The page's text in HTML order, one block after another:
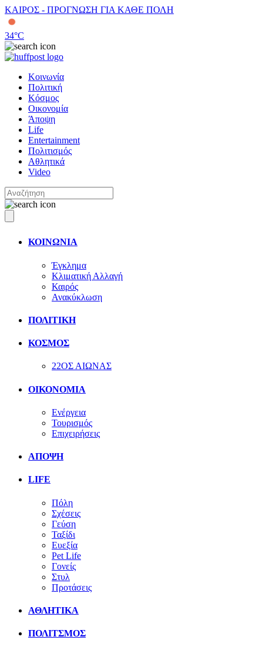
ΚΑΙΡΟΣ - ΠΡΟΓΝΩΣΗ ΓΙΑ ΚΑΘΕ ΠΟΛΗ
34°C
Κοινωνία
Πολιτική
Κόσμος
Οικονομία
Άποψη
Life
Entertainment
Πολιτισμός
Αθλητικά
Video
ΚΟΙΝΩΝΙΑ
Έγκλημα
Κλιματική Αλλαγή
Καιρός
Ανακύκλωση
ΠΟΛΙΤΙΚΗ
ΚΟΣΜΟΣ
22ΟΣ ΑΙΩΝΑΣ
ΟΙΚΟΝΟΜΙΑ
Ενέργεια
Τουρισμός
Επιχειρήσεις
ΑΠΟΨΗ
LIFE
Πόλη
Σχέσεις
Γεύση
Ταξίδι
Ευεξία
Pet Life
Γονείς
Στυλ
Προτάσεις
ΑΘΛΗΤΙΚΑ
ΠΟΛΙΤΣΜΟΣ